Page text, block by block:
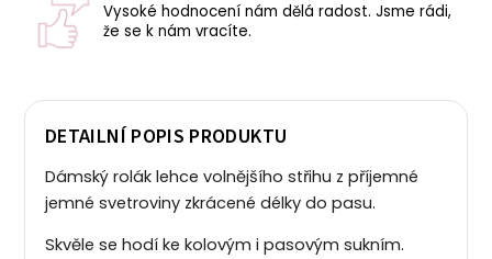
Vysoké hodnocení nám dělá radost. Jsme rádi,
že se k nám vracíte.
DETAILNÍ POPIS PRODUKTU
Dámský rolák lehce volnějšího střihu z příjemné
jemné svetroviny zkrácené délky do pasu.
Skvěle se hodí ke kolovým i pasovým sukním.